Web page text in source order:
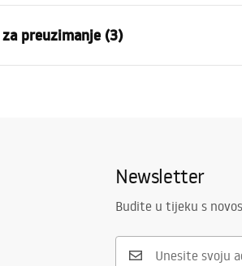
Četkano
365
5 godina
preuzimanje (3)
Newsletter
Budite u tijeku s